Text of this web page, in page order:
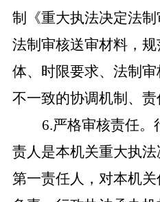
制《重大执法决定法
法制审核送审材料，
体、时限要求、法制
不一致的协调机制、责
6.严格审核责任。
责人是本机关重大执
第一责任人，对本机